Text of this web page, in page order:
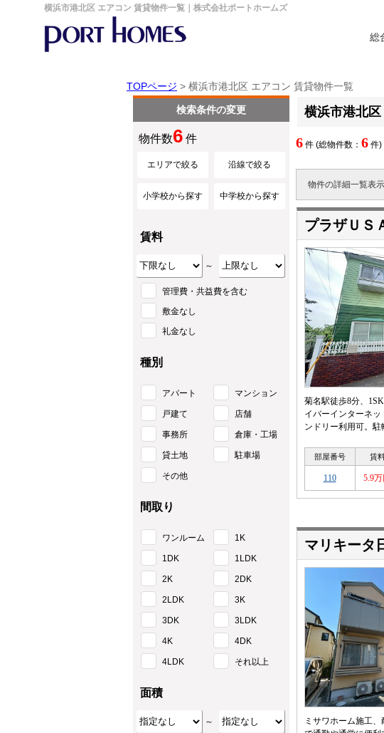
横浜市港北区 エアコン 賃貸物件一覧｜株式会社ポートホームズ
総
TOPページ > 横浜市港北区 エアコン 賃貸物件一覧
横浜市港北
6 件 (総物件数： 6
物件の詳細一覧表示
プラザＵＳ
菊名駅徒歩8分、
イバーインターネ
ンドリー利用可。駐
部屋番号 賃
110 5.9万
マリキータ
ミサワホーム施工
検索条件の変更
物件数6 件
エリアで絞る 沿線で絞る
小学校から探す 中学校から探す
賃料
～
管理費・共益費を含む
敷金なし
礼金なし
種別
アパート マンション
戸建て 店舗
事務所 倉庫・工場
貸土地 駐車場
その他
間取り
ワンルーム 1K
1DK 1LDK
2K 2DK
2LDK 3K
3DK 3LDK
4K 4DK
4LDK それ以上
面積
～